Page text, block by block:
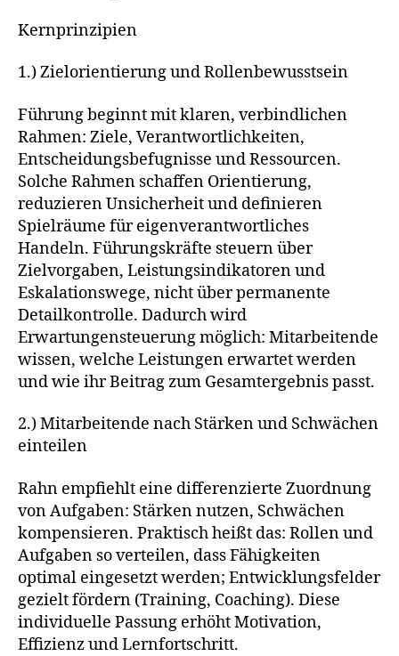
Kernprinzipien
1.) Zielorientierung und Rollenbewusstsein
Führung beginnt mit klaren, verbindlichen
Rahmen: Ziele, Verantwortlichkeiten,
Entscheidungsbefugnisse und Ressourcen.
Solche Rahmen schaffen Orientierung,
reduzieren Unsicherheit und definieren
Spielräume für eigenverantwortliches
Handeln. Führungskräfte steuern über
Zielvorgaben, Leistungsindikatoren und
Eskalationswege, nicht über permanente
Detailkontrolle. Dadurch wird
Erwartungensteuerung möglich: Mitarbeitende
wissen, welche Leistungen erwartet werden
und wie ihr Beitrag zum Gesamtergebnis passt.
2.) Mitarbeitende nach Stärken und Schwächen
einteilen
Rahn empfiehlt eine differenzierte Zuordnung
von Aufgaben: Stärken nutzen, Schwächen
kompensieren. Praktisch heißt das: Rollen und
Aufgaben so verteilen, dass Fähigkeiten
optimal eingesetzt werden; Entwicklungsfelder
gezielt fördern (Training, Coaching). Diese
individuelle Passung erhöht Motivation,
Effizienz und Lernfortschritt.